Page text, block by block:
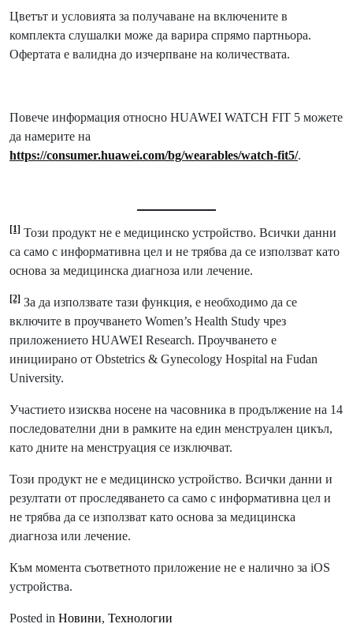
Цветът и условията за получаване на включените в
комплекта слушалки може да варира спрямо партньора.
Офертата е валидна до изчерпване на количествата.
Повече информация относно HUAWEI WATCH FIT 5 можете
да намерите на
https://consumer.huawei.com/bg/wearables/watch-fit5/.
[1] Този продукт не е медицинско устройство. Всички данни
са само с информативна цел и не трябва да се използват като
основа за медицинска диагноза или лечение.
[2] За да използвате тази функция, е необходимо да се
включите в проучването Women’s Health Study чрез
приложението HUAWEI Research. Проучването е
инициирано от Obstetrics & Gynecology Hospital на Fudan
University.
Участието изисква носене на часовника в продължение на 14
последователни дни в рамките на един менструален цикъл,
като дните на менструация се изключват.
Този продукт не е медицинско устройство. Всички данни и
резултати от проследяването са само с информативна цел и
не трябва да се използват като основа за медицинска
диагноза или лечение.
Към момента съответното приложение не е налично за iOS
устройства.
Posted in Новини, Технологии